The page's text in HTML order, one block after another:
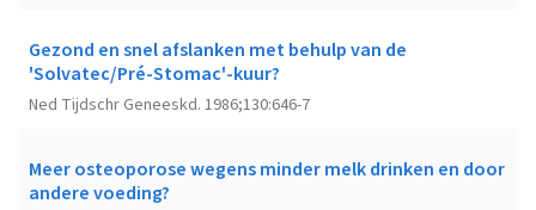
Gezond en snel afslanken met behulp van de
'Solvatec/Pré-Stomac'-kuur?
Ned Tijdschr Geneeskd. 1986;130:646-7
Meer osteoporose wegens minder melk drinken en door
andere voeding?